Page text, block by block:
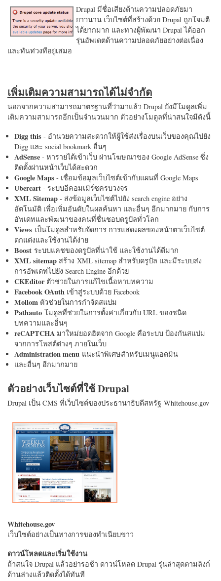
Drupal มีชื่อเสียงด้านความปลอดภัยมา
ยาวนาน เว็บไซต์ที่สร้างด้วย Drupal ถูกโจมตี
ได้ยากมาก และทางผู้พัฒนา Drupal ได้ออก
รุ่นอัพเดตด้านความปลอดภัยอย่างต่อเนื่อง
และทันท่วงทีอยู่เสมอ
เพิ่มเติมความสามารถได้ไม่จำกัด
นอกจากความสามารถมาตรฐานที่ว่ามาแล้ว Drupal ยังมีโมดูลเพิ่ม
เติมความสามารถอีกเป็นจำนวนมาก ตัวอย่างโมดูลที่น่าสนใจมีดังนี้
Digg this - อำนวยความสะดวกให้ผู้ใช้ส่งเรื่องบนเว็บของคุณไปยัง
Digg และ social bookmark อื่นๆ
AdSense - หารายได้เข้าเว็บ ผ่านโฆษณาของ Google AdSense ซึ่ง
ติดตั้งผ่านหน้าเว็บได้สะดวก
Google Maps - เชื่อมข้อมูลเว็บไซต์เข้ากับแผนที่ Google Maps
Ubercart - ระบบอีคอมเมิร์ซครบวงจร
XML Sitemap - ส่งข้อมูลเว็บไซต์ไปยัง search engine อย่าง
อัตโนมัติ เพื่อเพิ่มอันดับในผลค้นหา และอื่นๆ อีกมากมาย กับการ
อัพเดทและพัฒนาของคนที่ชื่นชอบดรูปัลทั่วโลก
Views เป็นโมดูลสำหรับจัดการ การแสดงผลของหน้าตาเว็บไซต์
ตกแต่งและใช้งานได้ง่าย
Boost ระบบแคชของดรูปัลที่น่าใช้ และใช้งานได้ดีมาก
XML sitemap สร้าง XML sitemap สำหรับดรูปัล และมีระบบส่ง
การอัพเดทไปยัง Search Engine อีกด้วย
CKEditorตัวช่วยในการแก้ไขเนื้อหาบทความ
Facebook OAuth เข้าสู่ระบบด้วย Facebook
Mollom ตัวช่วยในการกำจัดสแปม
Pathauto โมดูลที่ช่วยในการตั้งค่าเกี่ยวกับ URL ของชนิด
บทความและอื่นๆ
reCAPTCHA มาใหม่ยอดฮิตจาก Google คือระบบ ป้องกันสแปม
จากการโพสต์ต่างๆ ภายในเว็บ
Administration menu แนะนำพิเศษสำหรับเมนูแอดมิน
และอื่นๆ อีกมากมาย
ตัวอย่างเว็บไซต์ที่ใช้ Drupal
Drupal เป็น CMS ที่เว็บไซต์ของประธานาธิบดีสหรัฐ Whitehouse.gov
Whitehouse.gov
เว็บไซต์อย่างเป็นทางการของทำเนียบขาว
ดาวน์โหลดและเริ่มใช้งาน
ถ้าสนใจ Drupal แล้วอย่ารอช้า ดาวน์โหลด Drupal รุ่นล่าสุดตามลิงก์
ด้านล่างแล้วติดตั้งได้ทันที